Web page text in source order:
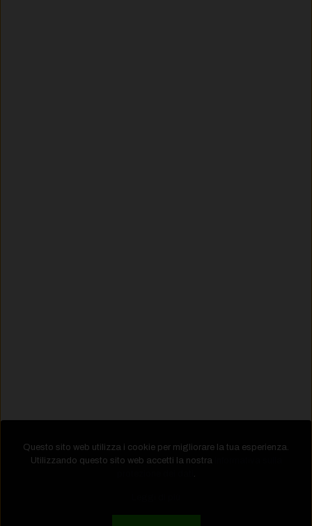
Questo sito web utilizza i cookie per migliorare la tua esperienza.
Utilizzando questo sito web accetti la nostra
.